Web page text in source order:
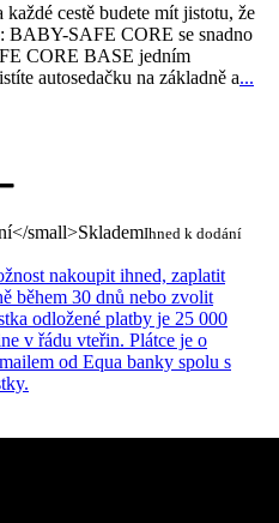
cestě budete mít jistotu, že
BABY-SAFE CORE se snadno
CORE BASE jedním
autosedačku na základně a...
SklademIhned k dodání